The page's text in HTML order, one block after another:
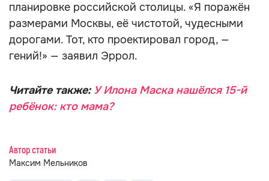
планировке российской столицы. «Я поражён
размерами Москвы, её чистотой, чудесными
дорогами. Тот, кто проектировал город, —
гений!» — заявил Эррол.
Читайте также: У Илона Маска нашёлся 15-й
ребёнок: кто мама?
Автор статьи
Максим Мельников